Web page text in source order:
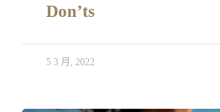
Don’ts
5 3 月, 2022